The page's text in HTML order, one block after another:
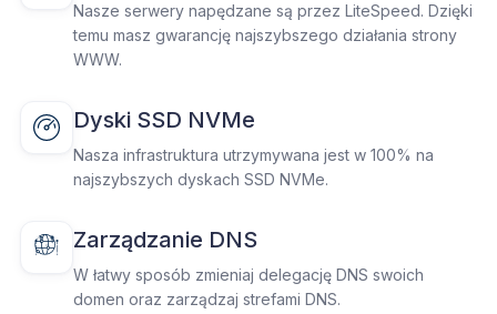
Nasze serwery napędzane są przez LiteSpeed. Dzięki
temu masz gwarancję najszybszego działania strony
WWW.
Dyski SSD NVMe
Nasza infrastruktura utrzymywana jest w 100% na
najszybszych dyskach SSD NVMe.
Zarządzanie DNS
W łatwy sposób zmieniaj delegację DNS swoich
domen oraz zarządzaj strefami DNS.